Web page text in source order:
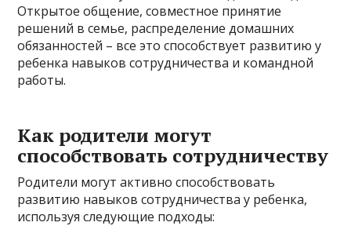
Открытое общение, совместное принятие
решений в семье, распределение домашних
обязанностей – все это способствует развитию у
ребенка навыков сотрудничества и командной
работы.
Как родители могут
способствовать сотрудничеству
Родители могут активно способствовать
развитию навыков сотрудничества у ребенка,
используя следующие подходы: